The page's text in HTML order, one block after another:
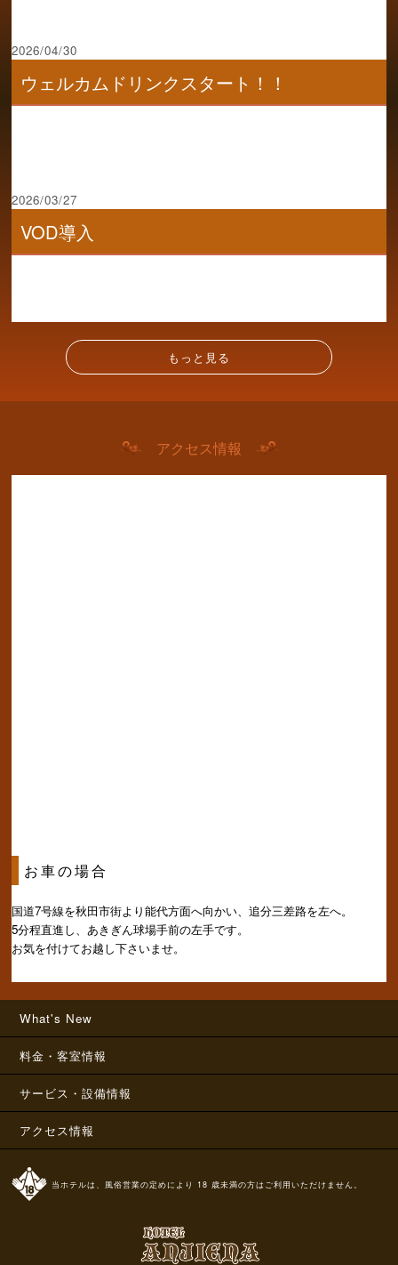
2026/04/30
ウェルカムドリンクスタート！！
2026/03/27
VOD導入
もっと見る
アクセス情報
お車の場合
国道7号線を秋田市街より能代方面へ向かい、追分三差路を左へ。
5分程直進し、あきぎん球場手前の左手です。
お気を付けてお越し下さいませ。
What's New
料金・客室情報
サービス・設備情報
アクセス情報
当ホテルは、風俗営業の定めにより 18 歳未満の方はご利用いただけません。